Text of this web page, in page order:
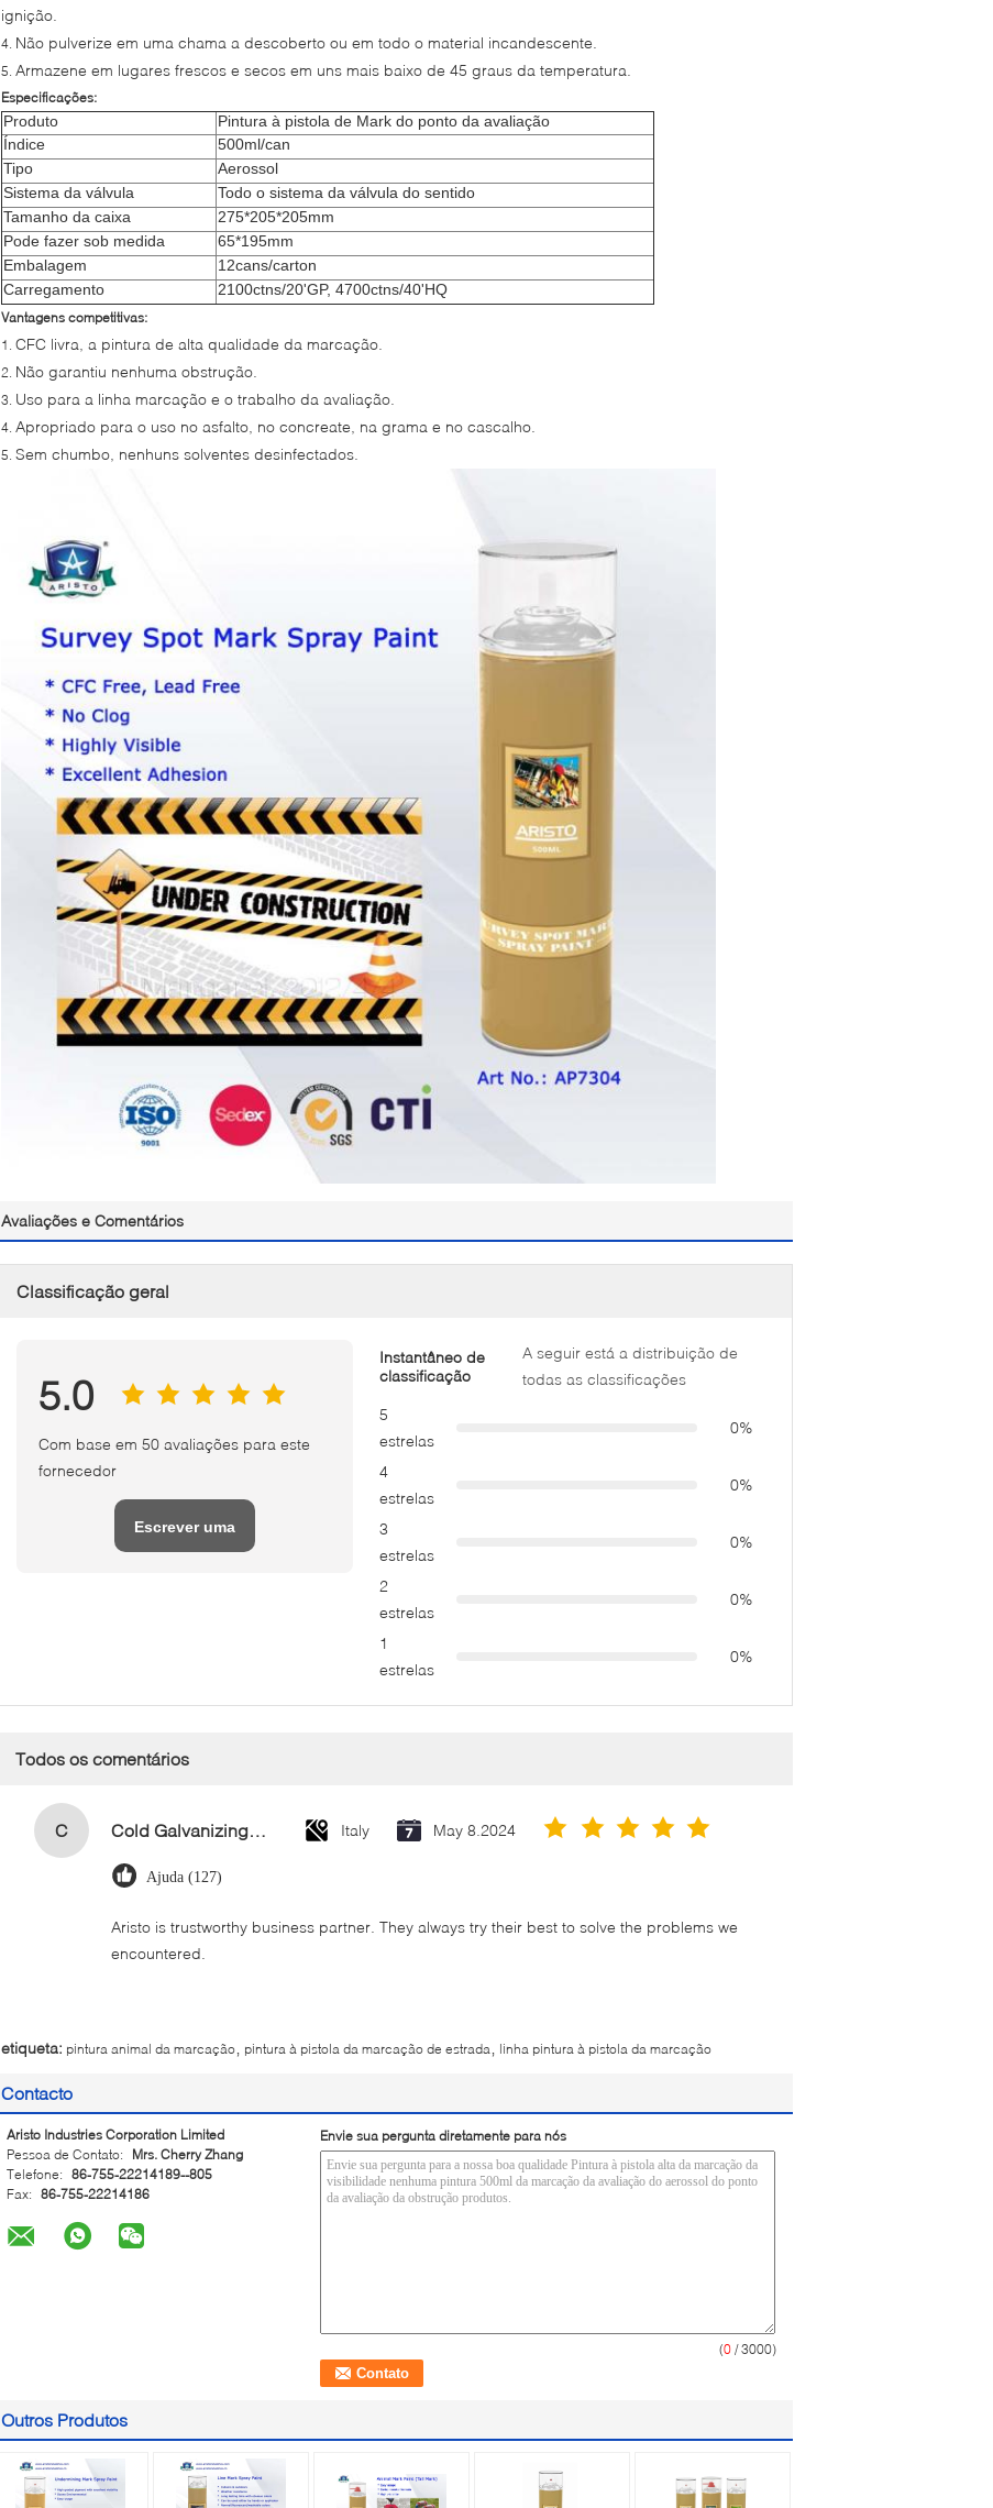
ignição.
4. Não pulverize em uma chama a descoberto ou em todo o material incandescente.
5. Armazene em lugares frescos e secos em uns mais baixo de 45 graus da temperatura.
Especificações:
Produto
Pintura à pistola de Mark do ponto da avaliação
Índice
500ml/can
Tipo
Aerossol
Sistema da válvula
Todo o sistema da válvula do sentido
Tamanho da caixa
275*205*205mm
Pode fazer sob medida
65*195mm
Embalagem
12cans/carton
Carregamento
2100ctns/20'GP, 4700ctns/40'HQ
Vantagens competitivas:
1. CFC livra, a pintura de alta qualidade da marcação.
2. Não garantiu nenhuma obstrução.
3. Uso para a linha marcação e o trabalho da avaliação.
4. Apropriado para o uso no asfalto, no concreate, na grama e no cascalho.
5. Sem chumbo, nenhuns solventes desinfectados.
Avaliações e Comentários
Classificação geral
5.0
Com base em 50 avaliações para este
fornecedor
Escrever uma
Instantâneo de
classificação
A seguir está a distribuição de
todas as classificações
5
estrelas
0%
4
estrelas
0%
3
estrelas
0%
2
estrelas
0%
1
estrelas
0%
Todos os comentários
C Cold Galvanizing Zinc Spray Paint 400ml Italy May 8.2024
Ajuda (127)
Aristo is trustworthy business partner. They always try their best to solve the problems we
encountered.
etiqueta: pintura animal da marcação pintura à pistola da marcação de estrada linha pintura à pistola da marcação
Contacto
Aristo Industries Corporation Limited
Pessoa de Contato:
Mrs. Cherry Zhang
Telefone: 86-755-22214189--805
Fax: 86-755-22214186
Envie sua pergunta diretamente para nós
(0 / 3000)
Outros Produtos